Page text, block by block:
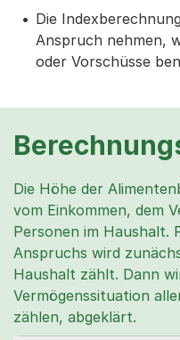
Die
Anspruch nehmen,
oder Vorschüsse
Die Höhe der
vom Einkommen, dem
Personen im Haushalt.
Anspruchs wird
Haushalt zählt. Dann
Vermögenssituation
zählen, abgeklärt.